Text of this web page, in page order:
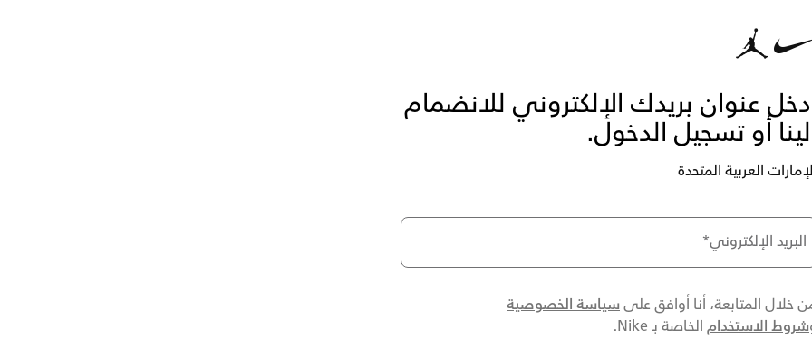
عنوان بريدك الإلكتروني للانضمام
أو تسجيل الدخول.
العربية المتحدة
البريد الإلكتروني*
خلال المتابعة، أنا أوافق علىسياسة الخصوصية
شروط الاستخدام الخاصة بـ Nike.